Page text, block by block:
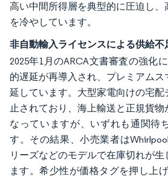
高い中間所得層を典型的に圧迫し
を冷やしています。
非自動輸入ライセンスによる供給不
2025年1月のARCA文書審査の強化
的遅延が再導入され、プレミアム
延しています。大型家電向けの宅
止されており、海上輸送と正規貨物
なっていますが、いずれも通関待
す。その結果、小売業者は
リーズなどのモデルで在庫切れが
ます。希少性が価格タグを押し上